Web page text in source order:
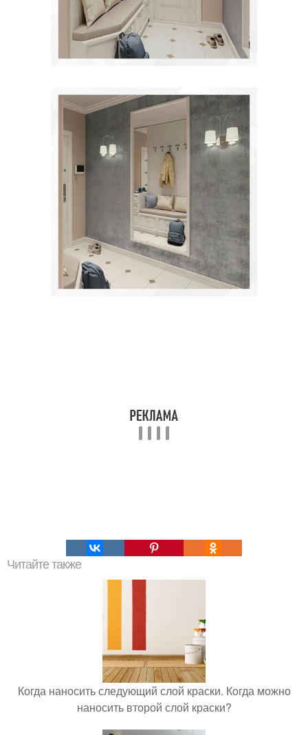
Читайте также
Когда наносить следующий слой краски. Когда можно
наносить второй слой краски?